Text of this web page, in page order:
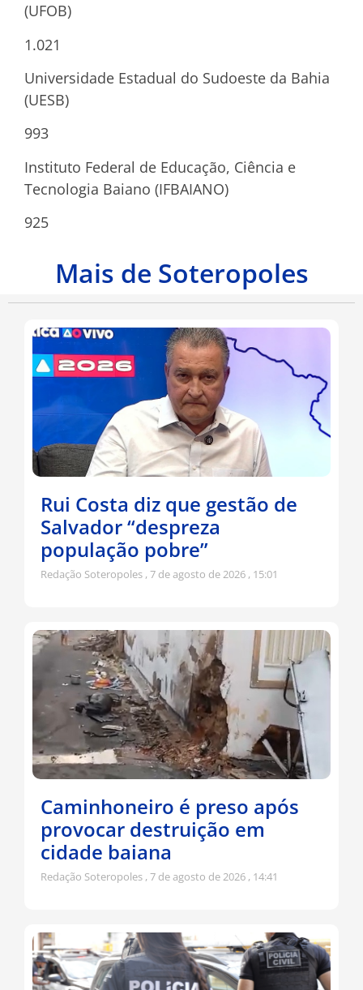
(UFOB)
1.021
Universidade Estadual do Sudoeste da Bahia
(UESB)
993
Instituto Federal de Educação, Ciência e
Tecnologia Baiano (IFBAIANO)
925
Mais de Soteropoles
Rui Costa diz que gestão de
Salvador “despreza
população pobre”
Redação Soteropoles 7 de agosto de 2026 15:01
Caminhoneiro é preso após
provocar destruição em
cidade baiana
Redação Soteropoles 7 de agosto de 2026 14:41